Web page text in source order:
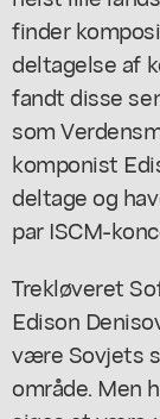
finder
deltagelse af
fandt disse
som
komponist
deltage og
par ISCM-
Trekløveret
Edison
være Sovjets
område. Men